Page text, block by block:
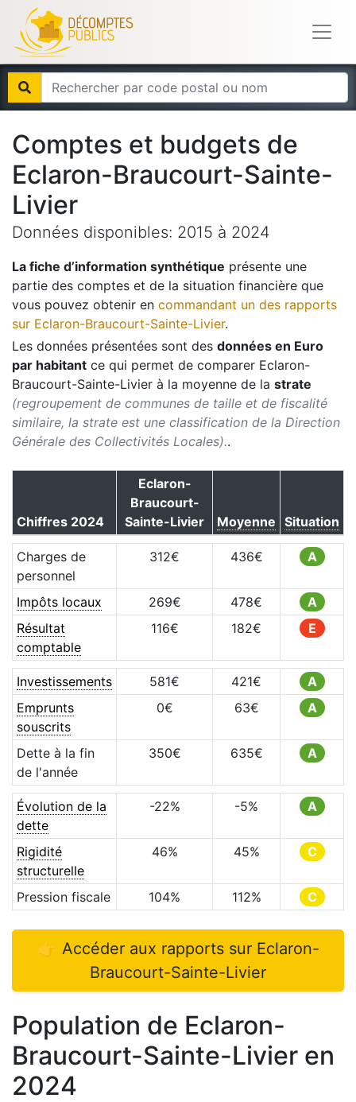
Comptes et budgets de
Eclaron-Braucourt-Sainte-
Livier
Données disponibles: 2015 à 2024
La fiche d’information synthétique présente une
partie des comptes et de la situation financière que
vous pouvez obtenir en commandant un des rapports
sur Eclaron-Braucourt-Sainte-Livier.
Les données présentées sont des données en Euro
par habitant ce qui permet de comparer Eclaron-
Braucourt-Sainte-Livier à la moyenne de la strate
(regroupement de communes de taille et de fiscalité
similaire, la strate est une classification de la Direction
Générale des Collectivités Locales)..
Chiffres 2024
Eclaron-
Braucourt-
Sainte-Livier
Moyenne Situation
Charges de
personnel
312€ 436€ A
Impôts locaux 269€ 478€
A
Résultat
comptable
116€ 182€ E
Investissements 581€ 421€
A
Emprunts
souscrits
0€ 63€ A
Dette à la fin
de l'année
350€ 635€ A
Évolution de la
dette
-22% -5% A
Rigidité
structurelle
46% 45% C
Pression fiscale 104% 112% C
👉 Accéder aux rapports sur Eclaron-
Braucourt-Sainte-Livier
Population de Eclaron-
Braucourt-Sainte-Livier en
2024